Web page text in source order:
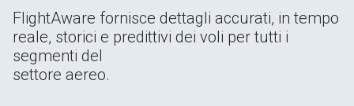
FlightAware fornisce dettagli accurati, in tempo
reale, storici e predittivi dei voli per tutti i
segmenti del
settore aereo.